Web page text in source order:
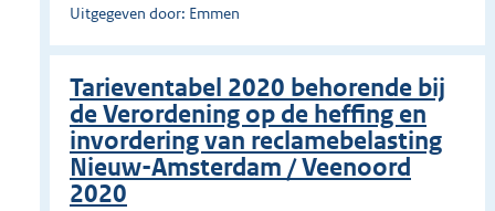
Uitgegeven door: Emmen
Tarieventabel 2020 behorende bij
de Verordening op de heffing en
invordering van reclamebelasting
Nieuw-Amsterdam / Veenoord
2020